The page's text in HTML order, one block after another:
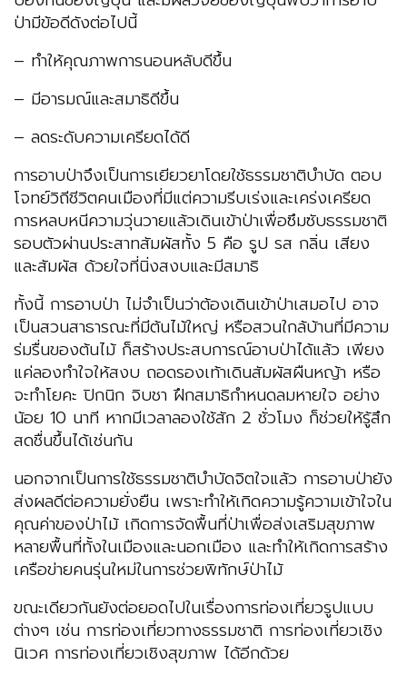
ป่ามีข้อดีดังต่อไปนี้
– ทำให้คุณภาพการนอนหลับดีขึ้น
– มีอารมณ์และสมาธิดีขึ้น
– ลดระดับความเครียดได้ดี
การอาบป่าจึงเป็นการเยียวยาโดยใช้ธรรมชาติบำบัด ตอบ
โจทย์วิถีชีวิตคนเมืองที่มีแต่ความรีบเร่งและเคร่งเครียด
การหลบหนีความวุ่นวายแล้วเดินเข้าป่าเพื่อซึมซับธรรมชาติ
รอบตัวผ่านประสาทสัมผัสทั้ง 5 คือ รูป รส กลิ่น เสียง
และสัมผัส ด้วยใจที่นิ่งสงบและมีสมาธิ
ทั้งนี้ การอาบป่า ไม่จำเป็นว่าต้องเดินเข้าป่าเสมอไป อาจ
เป็นสวนสาธารณะที่มีต้นไม้ใหญ่ หรือสวนใกล้บ้านที่มีความ
ร่มรื่นของต้นไม้ ก็สร้างประสบการณ์อาบป่าได้แล้ว เพียง
แค่ลองทำใจให้สงบ ถอดรองเท้าเดินสัมผัสผืนหญ้า หรือ
จะทำโยคะ ปิกนิก จิบชา ฝึกสมาธิกำหนดลมหายใจ อย่าง
น้อย 10 นาที หากมีเวลาลองใช้สัก 2 ชั่วโมง ก็ช่วยให้รู้สึก
สดชื่นขึ้นได้เช่นกัน
นอกจากเป็นการใช้ธรรมชาติบำบัดจิตใจแล้ว การอาบป่ายัง
ส่งผลดีต่อความยั่งยืน เพราะทำให้เกิดความรู้ความเข้าใจใน
คุณค่าของป่าไม้ เกิดการจัดพื้นที่ป่าเพื่อส่งเสริมสุขภาพ
หลายพื้นที่ทั้งในเมืองและนอกเมือง และทำให้เกิดการสร้าง
เครือข่ายคนรุ่นใหม่ในการช่วยพิทักษ์ป่าไม้
ขณะเดียวกันยังต่อยอดไปในเรื่องการท่องเที่ยวรูปแบบ
ต่างๆ เช่น การท่องเที่ยวทางธรรมชาติ การท่องเที่ยวเชิง
นิเวศ การท่องเที่ยวเชิงสุขภาพ ได้อีกด้วย